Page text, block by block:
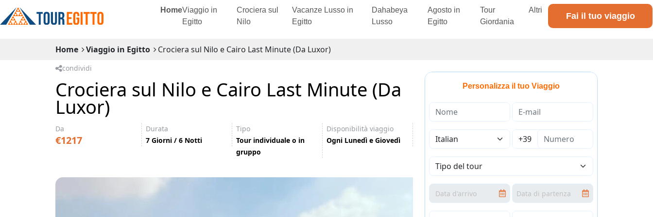
HomeViaggio in
Egitto
Crociera sul
Nilo
Vacanze Lusso in
Egitto
Dahabeya
Lusso
Agosto in
Egitto
Tour
Giordania
Altri
Fai il tuo viaggio
Home Viaggio in Egitto Crociera sul Nilo e Cairo Last Minute (Da Luxor)
condividi
Crociera sul Nilo e Cairo Last Minute (Da
Luxor)
Da
€1217
Durata
7 Giorni / 6 Notti
Tipo
Tour individuale o in
gruppo
Disponibilità viaggio
Ogni Lunedì e Giovedì
Personalizza il tuo Viaggio